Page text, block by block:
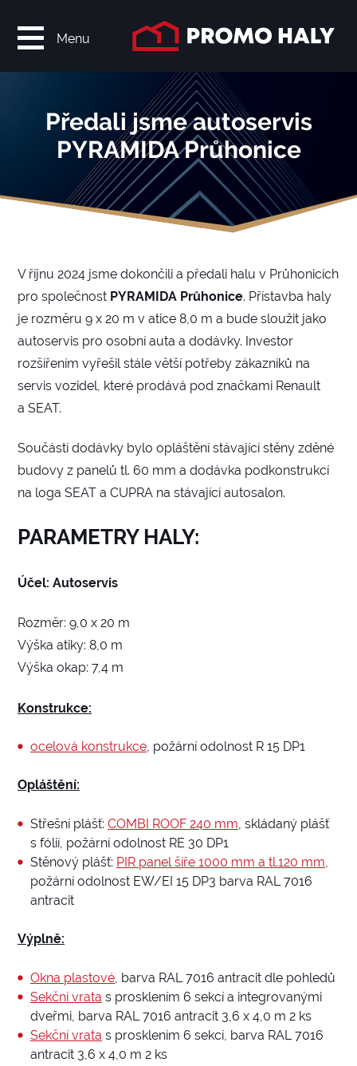
Předali jsme autoservis
PYRAMIDA Průhonice
V říjnu 2024 jsme dokončili a předali halu v Průhonicích
pro společnost PYRAMIDA Průhonice. Přístavba haly
je rozměru 9 x 20 m v atice 8,0 m a bude sloužit jako
autoservis pro osobní auta a dodávky. Investor
rozšířením vyřešil stále větší potřeby zákazníků na
servis vozidel, které prodává pod značkami Renault
a SEAT.
Součástí dodávky bylo opláštění stávající stěny zděné
budovy z panelů tl. 60 mm a dodávka podkonstrukcí
na loga SEAT a CUPRA na stávající autosalon.
PARAMETRY HALY:
Účel: Autoservis
Rozměr: 9,0 x 20 m
Výška atiky: 8,0 m
Výška okap: 7,4 m
Konstrukce:
ocelová konstrukce, požární odolnost R 15 DP1
Opláštění:
Střešní plášť: COMBI ROOF 240 mm , skládaný plášť
s fólií, požární odolnost RE 30 DP1
Stěnový plášť: PIR panel šíře 1000 mm a tl.120 mm
požární odolnost EW/EI 15 DP3 barva RAL 7016
antracit
Výplně:
Okna plastové , barva RAL 7016 antracit dle pohledů
Sekční vrata s prosklením 6 sekcí a integrovanými
dveřmi, barva RAL 7016 antracit 3,6 x 4,0 m 2 ks
Sekční vrata s prosklením 6 sekcí, barva RAL 7016
antracit 3,6 x 4,0 m 2 ks
Menu